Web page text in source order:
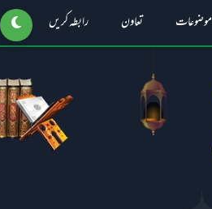
موضوعات تعاون رابطہ کریں